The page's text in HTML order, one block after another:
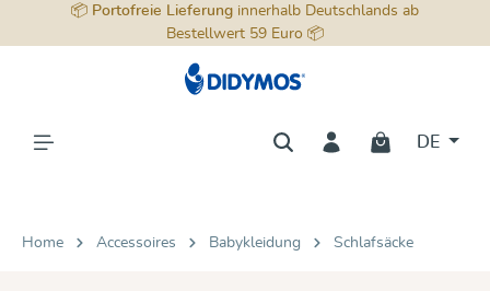
springen
📦 Portofreie Lieferung innerhalb Deutschlands ab
Bestellwert 59 Euro 📦
DE
Home Accessoires Babykleidung Schlafsäcke